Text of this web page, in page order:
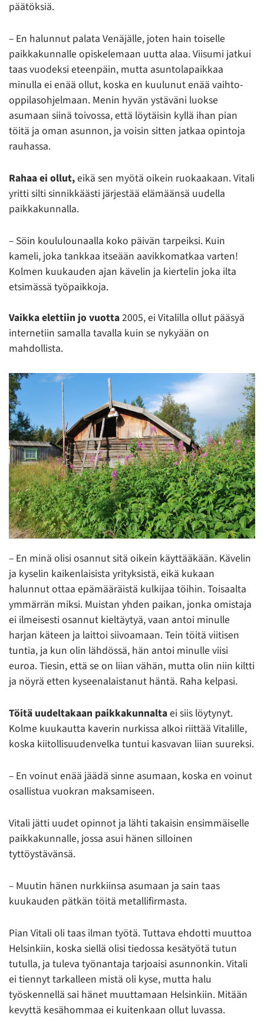
päätöksiä.
– En halunnut palata Venäjälle, joten hain toiselle
paikkakunnalle opiskelemaan uutta alaa. Viisumi jatkui
taas vuodeksi eteenpäin, mutta asuntolapaikkaa
minulla ei enää ollut, koska en kuulunut enää vaihto-
oppilasohjelmaan. Menin hyvän ystäväni luokse
asumaan siinä toivossa, että löytäisin kyllä ihan pian
töitä ja oman asunnon, ja voisin sitten jatkaa opintoja
rauhassa.
Rahaa ei ollut,eikä sen myötä oikein ruokaakaan. Vitali
yritti silti sinnikkäästi järjestää elämäänsä uudella
paikkakunnalla.
– Söin koululounaalla koko päivän tarpeiksi. Kuin
kameli, joka tankkaa itseään aavikkomatkaa varten!
Kolmen kuukauden ajan kävelin ja kiertelin joka ilta
etsimässä työpaikkoja.
Vaikka elettiin jo vuotta2005, ei Vitalilla ollut pääsyä
internetiin samalla tavalla kuin se nykyään on
mahdollista.
– En minä olisi osannut sitä oikein käyttääkään. Kävelin
ja kyselin kaikenlaisista yrityksistä, eikä kukaan
halunnut ottaa epämääräistä kulkijaa töihin. Toisaalta
ymmärrän miksi. Muistan yhden paikan, jonka omistaja
ei ilmeisesti osannut kieltäytyä, vaan antoi minulle
harjan käteen ja laittoi siivoamaan. Tein töitä viitisen
tuntia, ja kun olin lähdössä, hän antoi minulle viisi
euroa. Tiesin, että se on liian vähän, mutta olin niin kiltti
ja nöyrä etten kyseenalaistanut häntä. Raha kelpasi.
Töitä uudeltakaan paikkakunnaltaei siis löytynyt.
Kolme kuukautta kaverin nurkissa alkoi riittää Vitalille,
koska kiitollisuudenvelka tuntui kasvavan liian suureksi.
– En voinut enää jäädä sinne asumaan, koska en voinut
osallistua vuokran maksamiseen.
Vitali jätti uudet opinnot ja lähti takaisin ensimmäiselle
paikkakunnalle, jossa asui hänen silloinen
tyttöystävänsä.
– Muutin hänen nurkkiinsa asumaan ja sain taas
kuukauden pätkän töitä metallifirmasta.
Pian Vitali oli taas ilman työtä. Tuttava ehdotti muuttoa
Helsinkiin, koska siellä olisi tiedossa kesätyötä tutun
tutulla, ja tuleva työnantaja tarjoaisi asunnonkin. Vitali
ei tiennyt tarkalleen mistä oli kyse, mutta halu
työskennellä sai hänet muuttamaan Helsinkiin. Mitään
kevyttä kesähommaa ei kuitenkaan ollut luvassa.